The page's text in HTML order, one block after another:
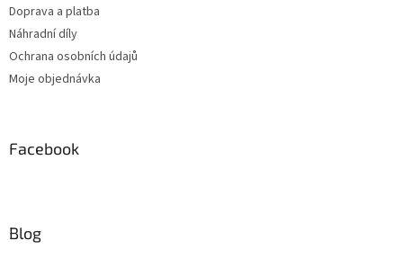
Doprava a platba
Náhradní díly
Ochrana osobních údajů
Moje objednávka
Facebook
Blog